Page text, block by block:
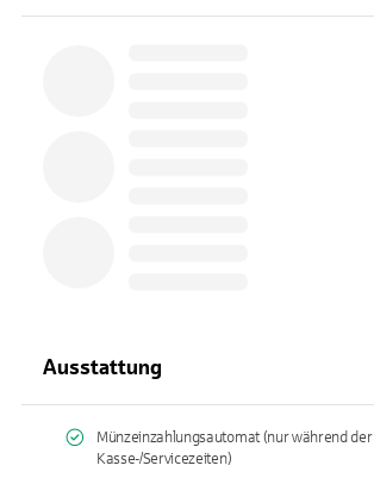
Ausstattung
Münzeinzahlungsautomat (nur während der
Kasse-/Servicezeiten)